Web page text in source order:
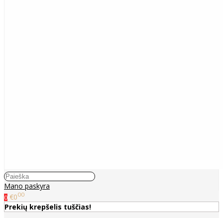
Mano paskyra
0 €000
Prekių krepšelis tuščias!